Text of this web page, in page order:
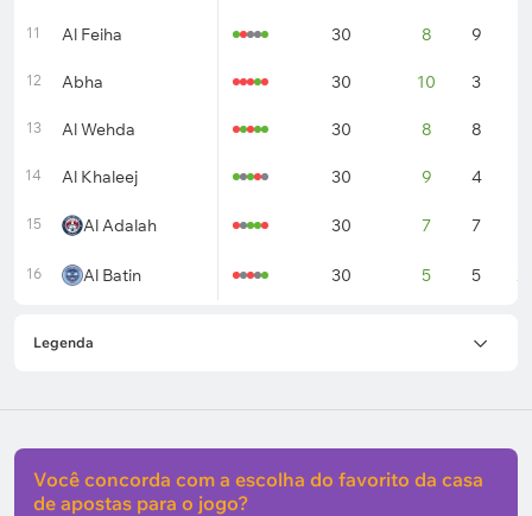
11 Al Feiha 30 8 9
12 Abha 30 10 3
13 Al Wehda 30 8 8
14 Al Khaleej 30 9 4
15 Al Adalah 30 7 7
16 Al Batin 30 5 5
Legenda
Você concorda com a escolha do favorito da casa
de apostas para o jogo?